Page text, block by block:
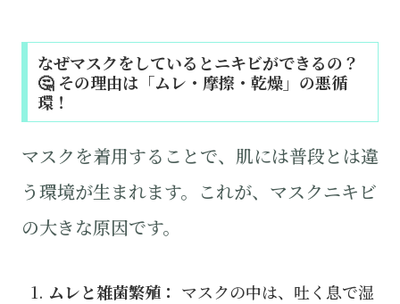
なぜマスクをしているとニキビができるの？
🤔 その理由は「ムレ・摩擦・乾燥」の悪循
環！
マスクを着用することで、肌には普段とは違
う環境が生まれます。これが、マスクニキビ
の大きな原因です。
ムレと雑菌繁殖： マスクの中は、吐く息で湿